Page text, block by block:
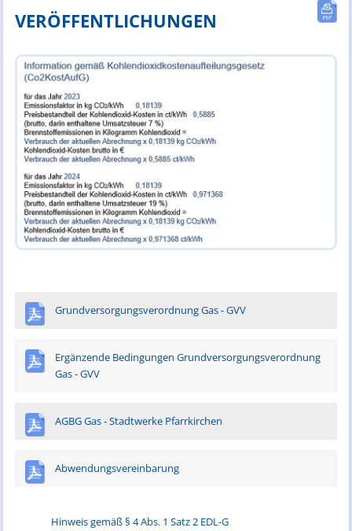
VERÖFFENTLICHUNGEN
Grundversorgungsverordnung Gas - GVV
Ergänzende Bedingungen Grundversorgungsverordnung
Gas - GVV
AGBG Gas - Stadtwerke Pfarrkirchen
Abwendungsvereinbarung
Hinweis gemäß § 4 Abs. 1 Satz 2 EDL-G